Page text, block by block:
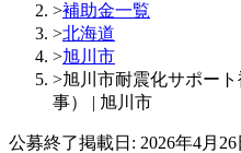
>補助金一覧
>北海道
>旭川市
>旭川市耐震化サポー
事） | 旭川市
公募終了掲載日: 2026年4月26